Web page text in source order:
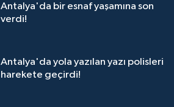
Antalya'da bir esnaf yaşamına son
verdi!
Antalya'da yola yazılan yazı polisleri
harekete geçirdi!